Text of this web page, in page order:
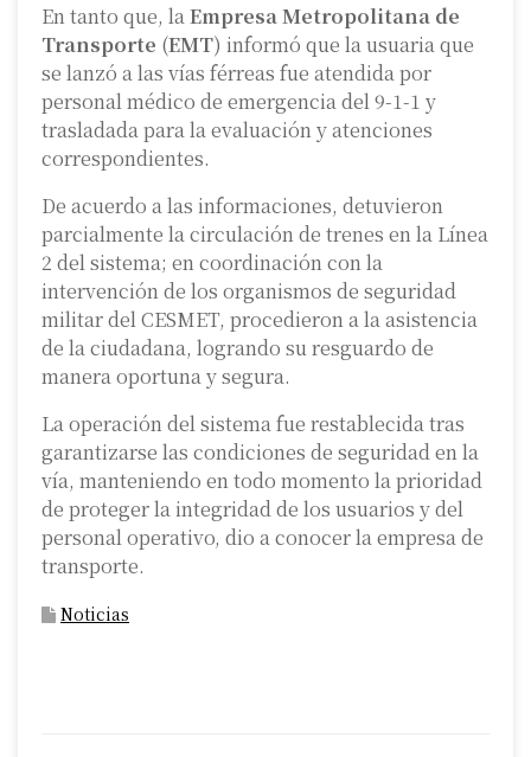
En tanto que, laEmpresa Metropolitana de
Transporte (EMT) informó que la usuaria que
se lanzó a las vías férreas fue atendida por
personal médico de emergencia del 9-1-1 y
trasladada para la evaluación y atenciones
correspondientes.
De acuerdo a las informaciones, detuvieron
parcialmente la circulación de trenes en la Línea
2 del sistema; en coordinación con la
intervención de los organismos de seguridad
militar del CESMET, procedieron a la asistencia
de la ciudadana, logrando su resguardo de
manera oportuna y segura.
La operación del sistema fue restablecida tras
garantizarse las condiciones de seguridad en la
vía, manteniendo en todo momento la prioridad
de proteger la integridad de los usuarios y del
personal operativo, dio a conocer la empresa de
transporte.
Noticias